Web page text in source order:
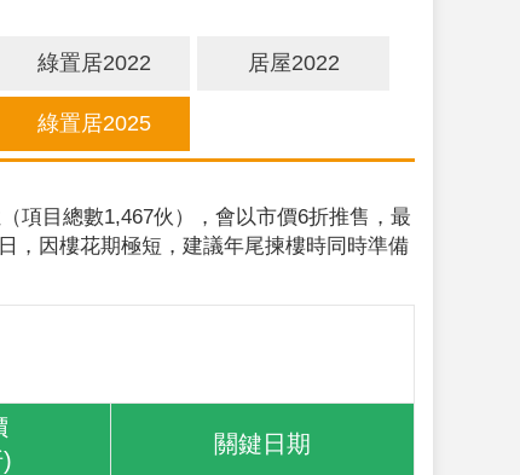
綠置居2022 居屋2022
綠置居2025
項目總數1,467伙），會以市價6折推售，最
，因樓花期極短，建議年尾揀樓時同時準備
關鍵日期